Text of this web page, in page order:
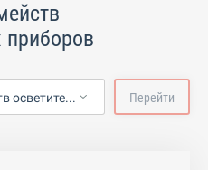
приборов
Устройство семейств осветительных приборов Перейти